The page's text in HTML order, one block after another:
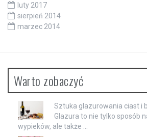
luty 2017
sierpień 2014
marzec 2014
Warto zobaczyć
Sztuka glazurowania ciast i
Glazura to nie tylko sposób
wypieków, ale także …